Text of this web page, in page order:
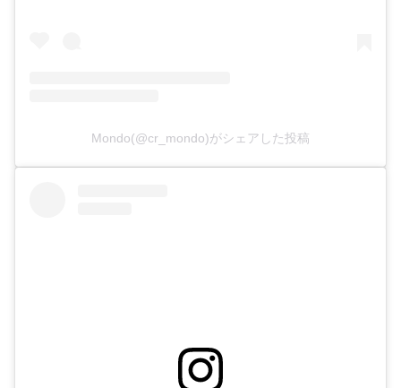
Mondo(@cr_mondo)がシェアした投稿